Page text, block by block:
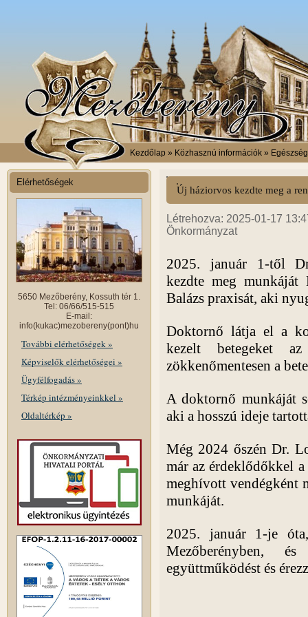
Kezdőlap » Közhasznú információk »
Elérhetőségek
5650 Mezőberény, Kossuth tér 1.
Tel: 06/66/515-515
E-mail:
info(kukac)mezobereny(pont)hu
További elérhetőségek »
Képviselők elérhetőségei »
Ügyfélfogadás »
Térkép intézményeinkkel »
Oldaltérkép »
Új háziorvos kezdte meg a
Létrehozva: 2025-01-17
Önkormányzat
2025. január 1-től
kezdte meg munkáját
Balázs praxisát, aki
Doktornő látja el a
kezelt betegeket
zökkenőmentesen a
A doktornő munkáját
aki a hosszú ideje
Még 2024 őszén Dr.
már az érdeklődőkkel a
meghívott vendégként
munkáját.
2025. január 1-je
Mezőberényben,
együttműködést és